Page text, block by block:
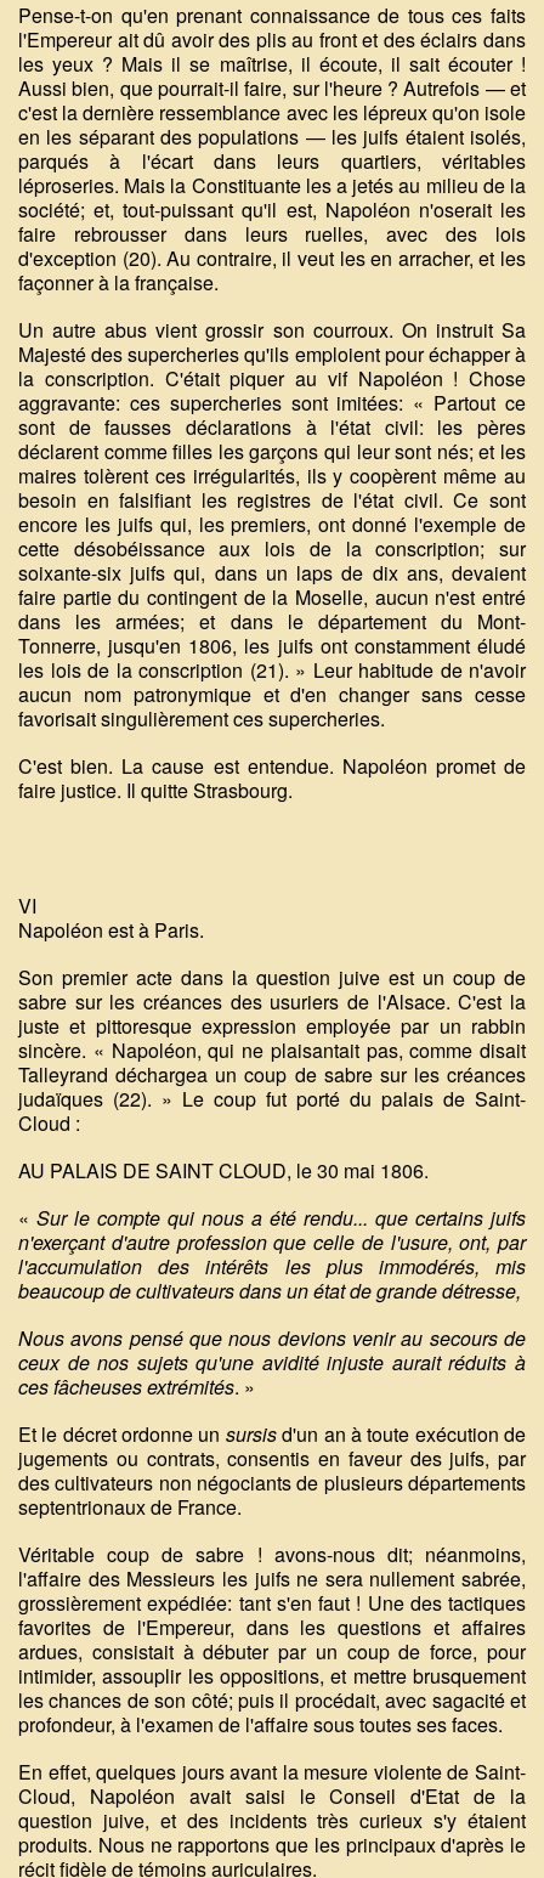
Pense-t-on qu'en prenant connaissance de tous ces faits
l'Empereur ait dû avoir des plis au front et des éclairs dans
les yeux ? Mais il se maîtrise, il écoute, il sait écouter !
Aussi bien, que pourrait-il faire, sur l'heure ? Autrefois — et
c'est la dernière ressemblance avec les lépreux qu'on isole
en les séparant des populations — les juifs étaient isolés,
parqués à l'écart dans leurs quartiers, véritables
léproseries. Mais la Constituante les a jetés au milieu de la
société; et, tout-puissant qu'il est, Napoléon n'oserait les
faire rebrousser dans leurs ruelles, avec des lois
d'exception (20). Au contraire, il veut les en arracher, et les
façonner à la française.
Un autre abus vient grossir son courroux. On instruit Sa
Majesté des supercheries qu'ils emploient pour échapper à
la conscription. C'était piquer au vif Napoléon ! Chose
aggravante: ces supercheries sont imitées: « Partout ce
sont de fausses déclarations à l'état civil: les pères
déclarent comme filles les garçons qui leur sont nés; et les
maires tolèrent ces irrégularités, ils y coopèrent même au
besoin en falsifiant les registres de l'état civil. Ce sont
encore les juifs qui, les premiers, ont donné l'exemple de
cette désobéissance aux lois de la conscription; sur
soixante-six juifs qui, dans un laps de dix ans, devaient
faire partie du contingent de la Moselle, aucun n'est entré
dans les armées; et dans le département du Mont-
Tonnerre, jusqu'en 1806, les juifs ont constamment éludé
les lois de la conscription (21). » Leur habitude de n'avoir
aucun nom patronymique et d'en changer sans cesse
favorisait singulièrement ces supercheries.
C'est bien. La cause est entendue. Napoléon promet de
faire justice. Il quitte Strasbourg.
VI
Napoléon est à Paris.
Son premier acte dans la question juive est un coup de
sabre sur les créances des usuriers de l'Alsace. C'est la
juste et pittoresque expression employée par un rabbin
sincère. « Napoléon, qui ne plaisantait pas, comme disait
Talleyrand déchargea un coup de sabre sur les créances
judaïques (22). » Le coup fut porté du palais de Saint-
Cloud :
AU PALAIS DE SAINT CLOUD, le 30 mai 1806.
« Sur le compte qui nous a été rendu... que certains juifs
n'exerçant d'autre profession que celle de l'usure, ont, par
l'accumulation des intérêts les plus immodérés, mis
beaucoup de cultivateurs dans un état de grande détresse,
Nous avons pensé que nous devions venir au secours de
ceux de nos sujets qu'une avidité injuste aurait réduits à
ces fâcheuses extrémités. »
Et le décret ordonne un sursisd'un an à toute exécution de
jugements ou contrats, consentis en faveur des juifs, par
des cultivateurs non négociants de plusieurs départements
septentrionaux de France.
Véritable coup de sabre ! avons-nous dit; néanmoins,
l'affaire des Messieurs les juifs ne sera nullement sabrée,
grossièrement expédiée: tant s'en faut ! Une des tactiques
favorites de l'Empereur, dans les questions et affaires
ardues, consistait à débuter par un coup de force, pour
intimider, assouplir les oppositions, et mettre brusquement
les chances de son côté; puis il procédait, avec sagacité et
profondeur, à l'examen de l'affaire sous toutes ses faces.
En effet, quelques jours avant la mesure violente de Saint-
Cloud, Napoléon avait saisi le Conseil d'Etat de la
question juive, et des incidents très curieux s'y étaient
produits. Nous ne rapportons que les principaux d'après le
récit fidèle de témoins auriculaires.